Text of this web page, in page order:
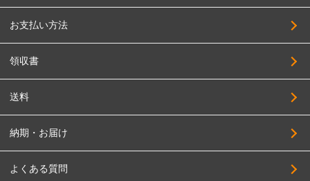
お支払い方法
領収書
送料
納期・お届け
よくある質問